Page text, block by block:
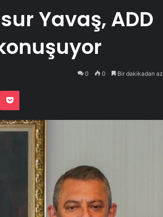
Yavaş, ADD
0 0 Bir dakikadan az
Pocket